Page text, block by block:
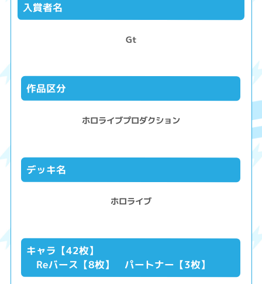
入賞者名
Gt
作品区分
ホロライブプロダクション
デッキ名
ホロライブ
キャラ【42枚】
Reバース【8枚】 パートナー【3枚】